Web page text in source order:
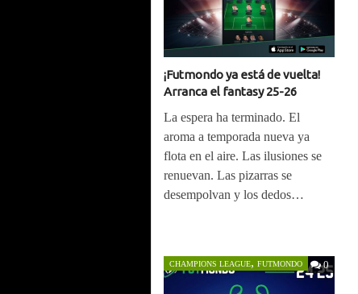
¡Futmondo ya está de vuelta!
Arranca el fantasy 25-26
La espera ha terminado. El
aroma a temporada nueva ya
flota en el aire. Las ilusiones se
renuevan. Las pizarras se
desempolvan y los dedos…
0
CHAMPIONS LEAGUE, FUTMONDO